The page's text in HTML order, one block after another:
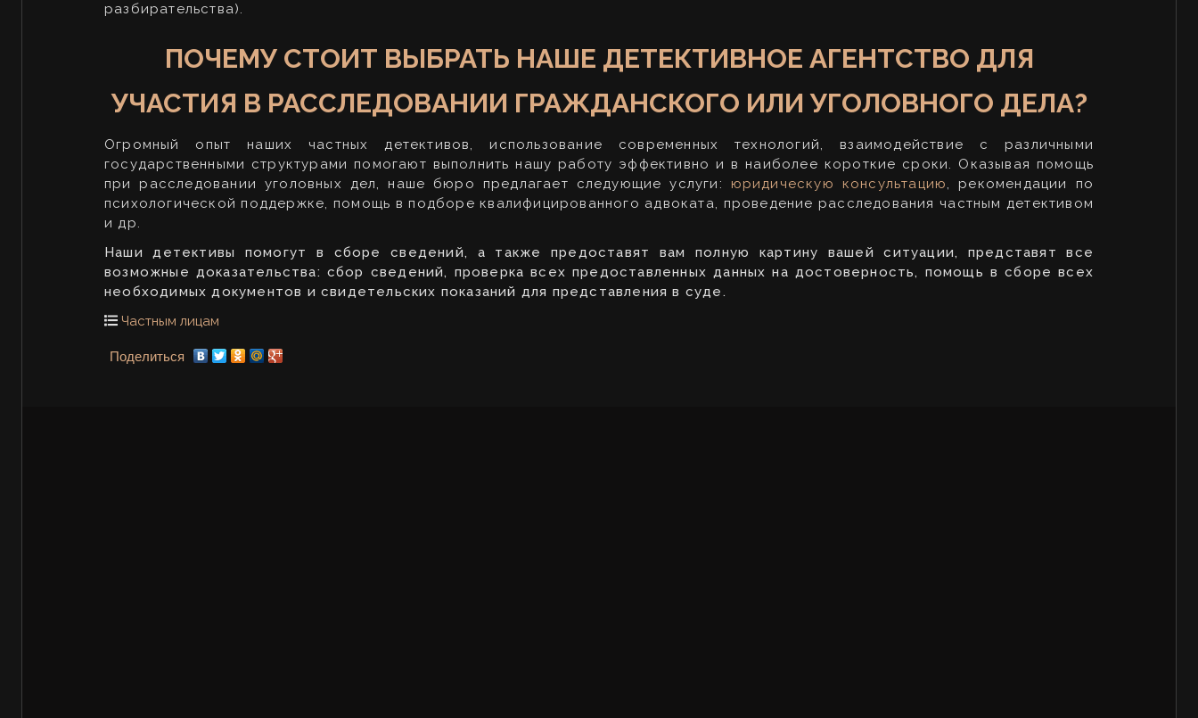
разбирательства).
ПОЧЕМУ СТОИТ ВЫБРАТЬ НАШЕ ДЕТЕКТИВНОЕ АГЕНТСТВО ДЛЯ
УЧАСТИЯ В РАССЛЕДОВАНИИ ГРАЖДАНСКОГО ИЛИ УГОЛОВНОГО ДЕЛА?
Огромный опыт наших частных детективов, использование современных технологий, взаимодействие с различными
государственными структурами помогают выполнить нашу работу эффективно и в наиболее короткие сроки. Оказывая помощь
при расследовании уголовных дел, наше бюро предлагает следующие услуги: юридическую консультацию, рекомендации по
психологической поддержке, помощь в подборе квалифицированного адвоката, проведение расследования частным детективом
и др.
Наши детективы помогут в сборе сведений, а также предоставят вам полную картину вашей ситуации, представят все
возможные доказательства: сбор сведений, проверка всех предоставленных данных на достоверность, помощь в сборе всех
необходимых документов и свидетельских показаний для представления в суде.
Частным лицам
Поделиться